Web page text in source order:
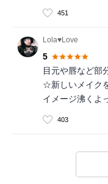
451
Lola♥Love
5
目元や唇など部
☆新しいメイク
イメージ沸くよ
403